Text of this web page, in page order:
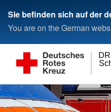
Sie befinden sich auf der
You are on the German